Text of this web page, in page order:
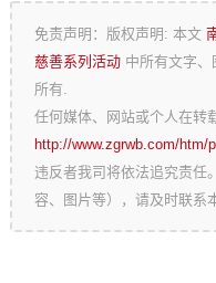
免责声明：版权声明: 本文
慈善系列活动 中所有文字
所有.
任何媒体、网站或个人在转
http://www.zgrwb.com/htm/
违反者我司将依法追究责任
容、图片等），请及时联系